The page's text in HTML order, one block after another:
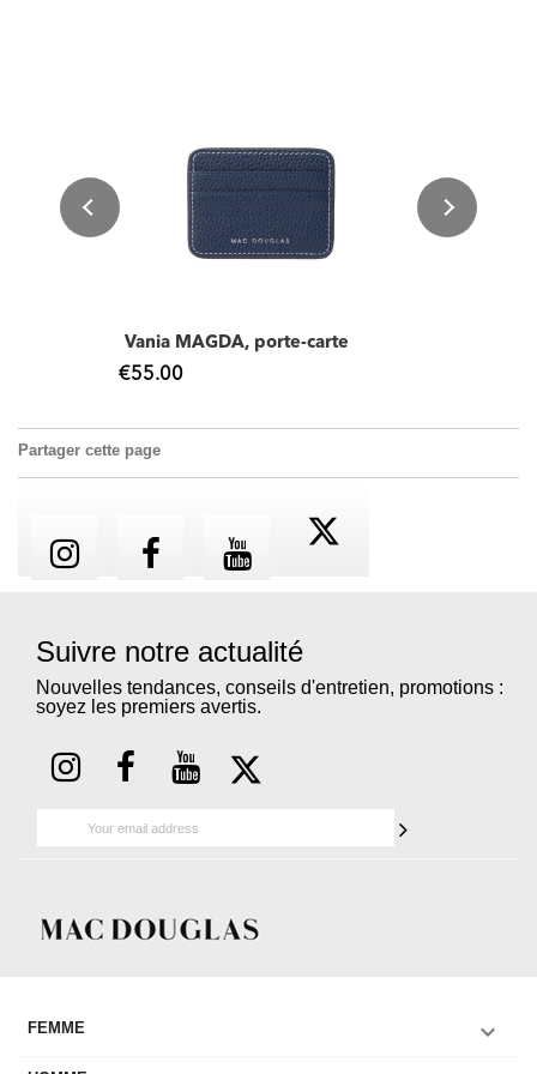
Vania MAGDA, porte-carte
€55.00
Partager cette page
Suivre notre actualité
Nouvelles tendances, conseils d'entretien, promotions :
soyez les premiers avertis.
FEMME 